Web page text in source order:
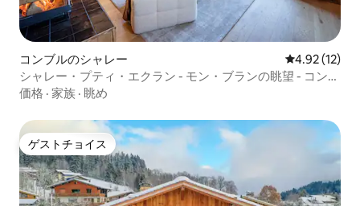
コンブルのシャレー レビュー12
4.92 (12)
シャレー・プティ・エクラン - モン・ブランの眺望 - コンブ
ルー
価格 · 家族 · 眺め
ゲストチョイス
ゲストチョイス